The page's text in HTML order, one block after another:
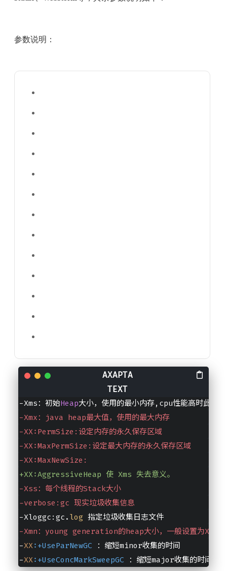
参数说明：
:一定要作为第一个参数，在多个CPU时性能佳
-Xms：初始Heap大小，使用的最小内存,cpu性能高时此值
-Xmx：java heap最大值，使用的最大内存
-XX:PermSize:设定内存的永久保存区域
-XX:MaxPermSize:设定最大内存的永久保存区域
-XX:MaxNewSize:
+XX:AggressiveHeap 使 Xms 失去意义。
-Xss：每个线程的Stack大小
-verbose:gc 现实垃圾收集信息
-Xloggc : gc. log 指定垃圾收集日志文件
-Xmn：young generation的heap大小，一般设置为Xmx的
-XX:+UseParNewGC ：缩短minor收集的时间
-XX:+UseConcMarkSweepGC ：缩短major收集的时间